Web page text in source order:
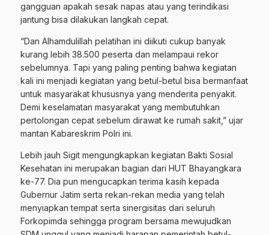
gangguan apakah sesak napas atau yang terindikasi
jantung bisa dilakukan langkah cepat.
“Dan Alhamdulillah pelatihan ini diikuti cukup banyak
kurang lebih 38.500 peserta dan melampaui rekor
sebelumnya. Tapi yang paling penting bahwa kegiatan
kali ini menjadi kegiatan yang betul-betul bisa bermanfaat
untuk masyarakat khususnya yang menderita penyakit.
Demi keselamatan masyarakat yang membutuhkan
pertolongan cepat sebelum dirawat ke rumah sakit,” ujar
mantan Kabareskrim Polri ini.
Lebih jauh Sigit mengungkapkan kegiatan Bakti Sosial
Kesehatan ini merupakan bagian dari HUT Bhayangkara
ke-77. Dia pun mengucapkan terima kasih kepada
Gubernur Jatim serta rekan-rekan media yang telah
menyiapkan tempat serta sinergisitas dari seluruh
Forkopimda sehingga program bersama mewujudkan